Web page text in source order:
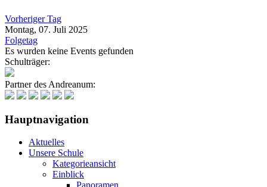
Vorheriger Tag
Montag, 07. Juli 2025
Folgetag
Es wurden keine Events gefunden
Schulträger:
Partner des Andreanum:
Hauptnavigation
Aktuelles
Unsere Schule
Kategorieansicht
Einblick